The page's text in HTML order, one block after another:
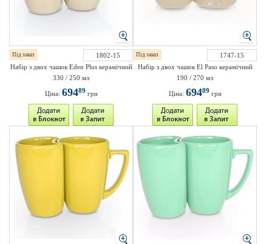
Під заказ
1802-15
Набір з двох чашок Eden Plus керамічний
330 / 250 мл
Ціна: 69489 грн
Під заказ
1747-15
Набір з двох чашок El Paso керамічний
190 / 270 мл
Ціна: 69489 грн